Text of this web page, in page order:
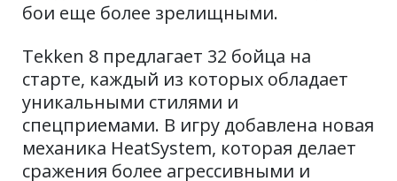
бои еще более зрелищными.
Tekken 8 предлагает 32 бойца на
старте, каждый из которых обладает
уникальными стилями и
спецприемами. В игру добавлена новая
механика HeatSystem, которая делает
сражения более агрессивными и